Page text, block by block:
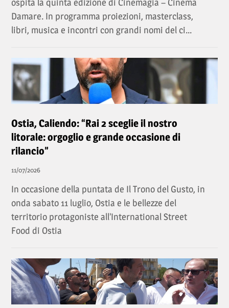
Damare. In programma proiezioni, masterclass,
libri, musica e incontri con grandi nomi del ci...
Ostia, Caliendo: “Rai 2 sceglie il nostro
litorale: orgoglio e grande occasione di
rilancio”
11/07/2026
In occasione della puntata de Il Trono del Gusto, in
onda sabato 11 luglio, Ostia e le bellezze del
territorio protagoniste all’International Street
Food di Ostia